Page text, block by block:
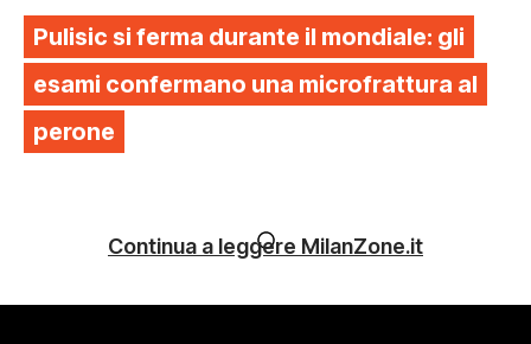
Pulisic si ferma durante il mondiale: gli
esami confermano una microfrattura al
perone
Continua a leggere MilanZone.it